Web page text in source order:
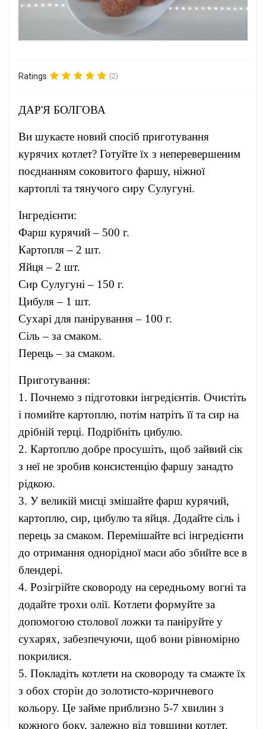
Ratings (2)
ДАР'Я БОЛГОВА
Ви шукаєте новий спосіб приготування
курячих котлет? Готуйте їх з неперевершеним
поєднанням соковитого фаршу, ніжної
картоплі та тянучого сиру Сулугуні.
Інгредієнти:
Фарш курячий – 500 г.
Картопля – 2 шт.
Яйця – 2 шт.
Сир Сулугуні – 150 г.
Цибуля – 1 шт.
Сухарі для панірування – 100 г.
Сіль – за смаком.
Перець – за смаком.
Приготування:
1. Почнемо з підготовки інгредієнтів. Очистіть
і помийте картоплю, потім натріть її та сир на
дрібній терці. Подрібніть цибулю.
2. Картоплю добре просушіть, щоб зайвий сік
з неї не зробив консистенцію фаршу занадто
рідкою.
3. У великій мисці змішайте фарш курячий,
картоплю, сир, цибулю та яйця. Додайте сіль і
перець за смаком. Перемішайте всі інгредієнти
до отримання однорідної маси або збийте все в
блендері.
4. Розігрійте сковороду на середньому вогні та
додайте трохи олії. Котлети формуйте за
допомогою столової ложки та паніруйте у
сухарях, забезпечуючи, щоб вони рівномірно
покрилися.
5. Покладіть котлети на сковороду та смажте їх
з обох сторін до золотисто-коричневого
кольору. Це займе приблизно 5-7 хвилин з
кожного боку, залежно від товщини котлет.